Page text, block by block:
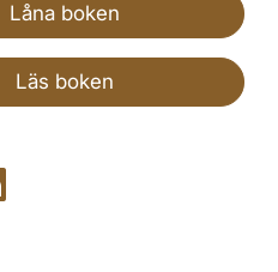
Låna boken
Läs boken
på